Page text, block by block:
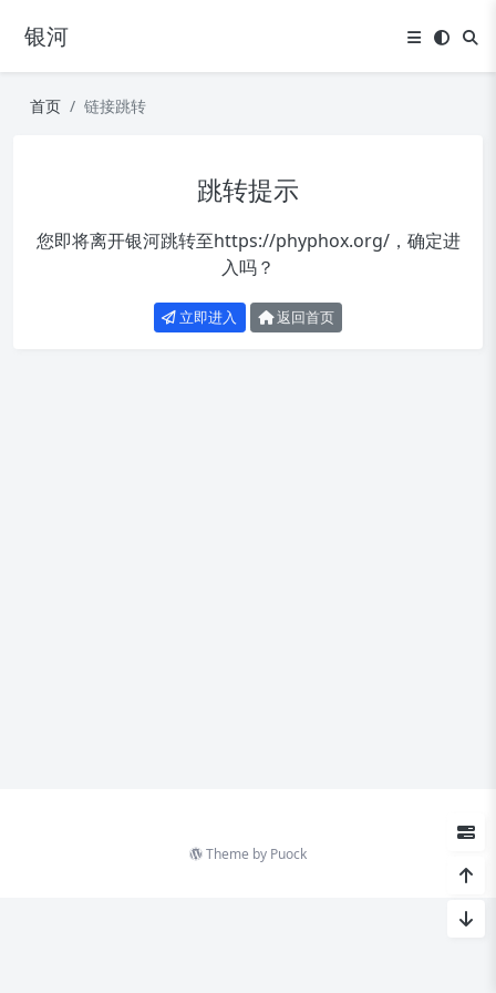
银河
首页 链接跳转
跳转提示
您即将离开银河跳转至https://phyphox.org/，确定进
入吗？
立即进入 返回首页
Theme by Puock